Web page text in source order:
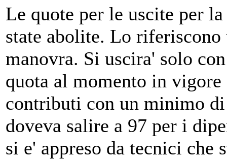
Le quote per le uscite per
state abolite. Lo
manovra. Si uscira' solo
quota al momento in vigore
contributi con un minimo
doveva salire a 97 per i
si e' appreso da tecnici che